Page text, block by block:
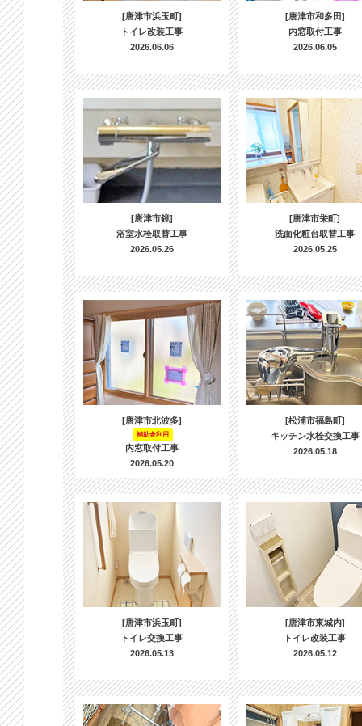
[唐津市浜玉町]
トイレ改装工事
2026.06.06
[唐津市和多田]
内窓取付工事
2026.06.05
[唐津市鏡]
浴室水栓取替工事
2026.05.26
[唐津市栄町]
洗面化粧台取替工事
2026.05.25
[唐津市北波多]
補助金利用
内窓取付工事
2026.05.20
[松浦市福島町]
キッチン水栓交換工事
2026.05.18
[唐津市浜玉町]
トイレ交換工事
2026.05.13
[唐津市東城内]
トイレ改装工事
2026.05.12